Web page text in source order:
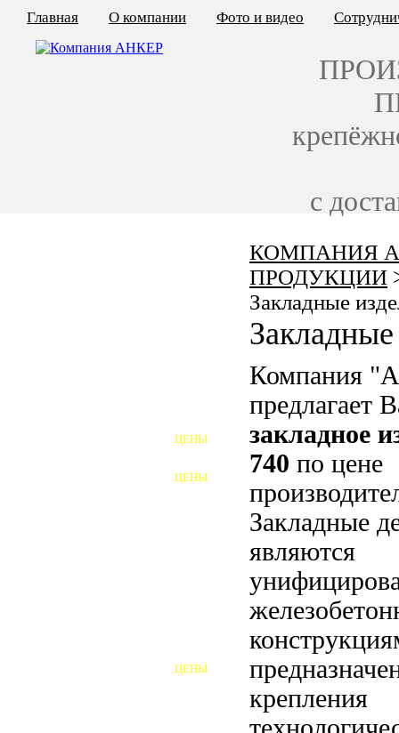
КОМПАНИЯ
ПРОДУКЦИИ
Закладные
Компания
предлагает
закладное
740 по цене
Закладные
являются
крепления
ЦЕНЫ
ЦЕНЫ
ШАЙБЫ ФУНДАМЕНТНЫЕ
ЦЕНЫ
Главная О компании Фото и видео
с